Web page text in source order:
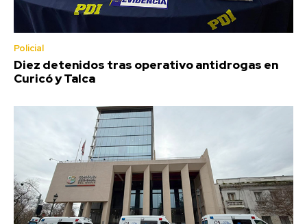
Policial
Diez detenidos tras operativo antidrogas en
Curicó y Talca